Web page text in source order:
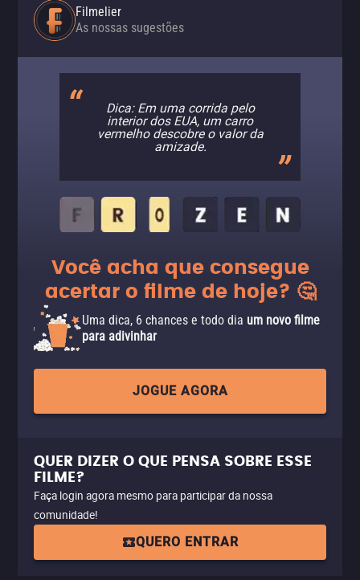
Filmelier
As nossas sugestões
Dica: Em uma corrida pelo
interior dos EUA, um carro
vermelho descobre o valor da
amizade.
Você acha que consegue
acertar o filme de hoje? 🤔
Uma dica, 6 chances e todo dia um novo filme
para adivinhar
JOGUE AGORA
QUER DIZER O QUE PENSA SOBRE ESSE
FILME?
Faça login agora mesmo para participar da nossa
comunidade!
QUERO ENTRAR